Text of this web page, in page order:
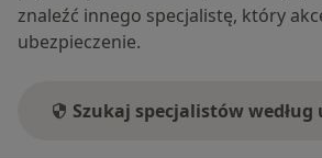
znaleźć innego specjalistę, który
ubezpieczenie.
Szukaj specjalistów według